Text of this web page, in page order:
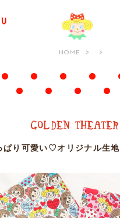
HOME
ぱり可愛い♡オリジナル生地